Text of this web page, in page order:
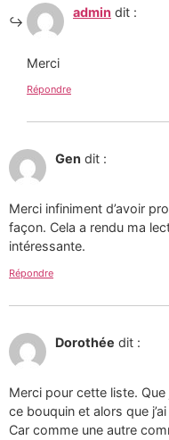
admin dit :
Merci
Répondre
Gen dit :
Merci infiniment d’avoir
façon. Cela a rendu ma
intéressante.
Répondre
Dorothée dit :
Merci pour cette liste.
ce bouquin et alors que
Car comme une autre